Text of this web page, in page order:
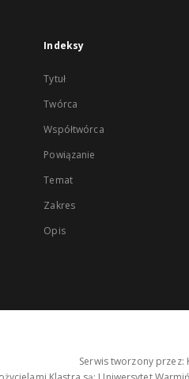
Indeksy
Tytuł
Twórca
Współtwórca
Powiązanie
Temat
Zakres
Opis
Serwis tworzony